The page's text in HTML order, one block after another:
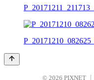
© 2026 PIXNET